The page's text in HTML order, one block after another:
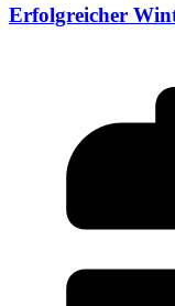
Erfolgreicher